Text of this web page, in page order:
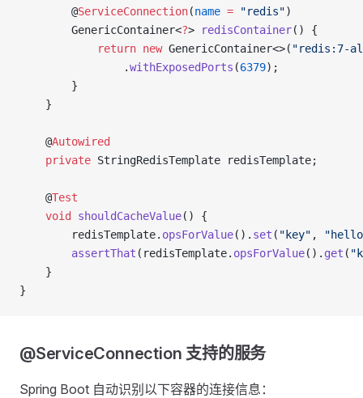
        @
ServiceConnection(name = "redis")
        GenericContainer<
?> redisContainer() {
            return
new GenericContainer<>( "redis:7-
                .
withExposedPorts (6379);
        }
    }
    @
Autowired
    private
StringRedisTemplate redisTemplate;
    @
Test
    void
shouldCacheValue() {
        redisTemplate.
opsForValue(). set ( "key" ,
        assertThat
(redisTemplate. opsForValue(). get (
    }
}
@ServiceConnection 支持的服务
Spring Boot 自动识别以下容器的连接信息：